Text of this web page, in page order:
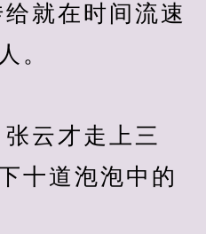
在时间流速
。
云才走上三
十道泡泡中的